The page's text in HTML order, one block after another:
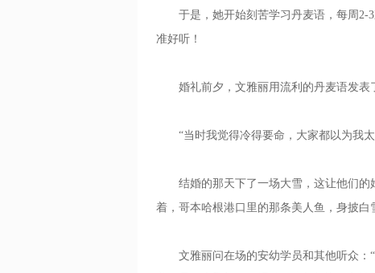
于是，她开始刻苦学习丹麦语，每周2-3
准好听！
婚礼前夕，文雅丽用流利的丹麦语发表
“当时我觉得冷得要命，大家都以为我太
结婚的那天下了一场大雪，这让他们的
着，哥本哈根港口里的那条美人鱼，身披
文雅丽问在场的安幼学员和其他听众：“